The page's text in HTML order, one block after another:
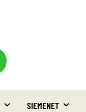
SIEMENET